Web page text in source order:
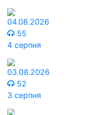
04.08.2026
55
4 серпня
03.08.2026
52
3 серпня